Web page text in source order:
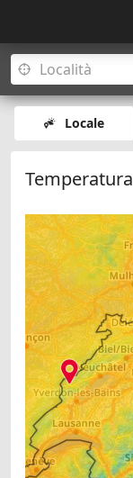
Locale
Temperatura